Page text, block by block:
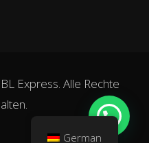
Express. Alle Rechte
German